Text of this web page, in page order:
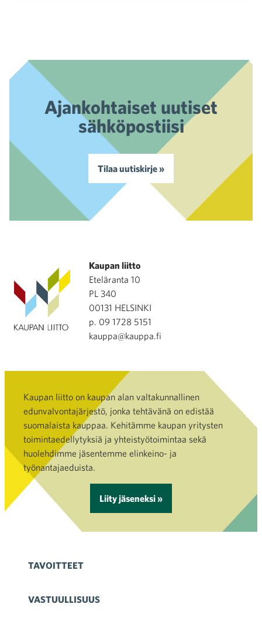
Ajankohtaiset uutiset
sähköpostiisi
Tilaa uutiskirje »
Kaupan liitto
Eteläranta 10
PL 340
00131 HELSINKI
p. 09 1728 5151
kauppa@kauppa.fi
Kaupan liitto on kaupan alan valtakunnallinen
edunvalvontajärjestö, jonka tehtävänä on edistää
suomalaista kauppaa. Kehitämme kaupan yritysten
toimintaedellytyksiä ja yhteistyötoimintaa sekä
huolehdimme jäsentemme elinkeino- ja
työnantajaeduista.
Liity jäseneksi »
TAVOITTEET
VASTUULLISUUS